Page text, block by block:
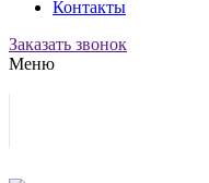
Контакты
Заказать звонок
Меню